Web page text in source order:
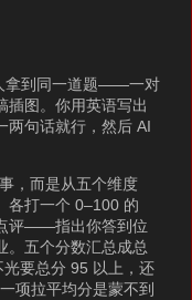
拿到同一道题——一对
插图。你用英语写出
两句话就行，然后 AI
，而是从五个维度
各打一个 0–100 的
评——指出你答到位
。五个分数汇总成总
要总分 95 以上，还
项拉平均分是蒙不到